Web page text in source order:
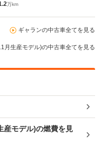
万km
ギャランの中古車全てを見る
月生産モデル)の中古車全てを見る
産モデル)の燃費を見